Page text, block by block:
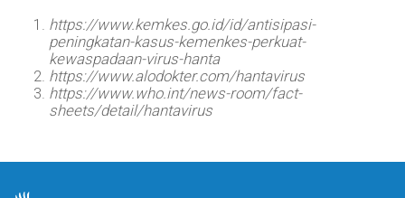
https://www.kemkes.go.id/id/antisipasi-
peningkatan-kasus-kemenkes-perkuat-
kewaspadaan-virus-hanta
https://www.alodokter.com/hantavirus
https://www.who.int/news-room/fact-
sheets/detail/hantavirus